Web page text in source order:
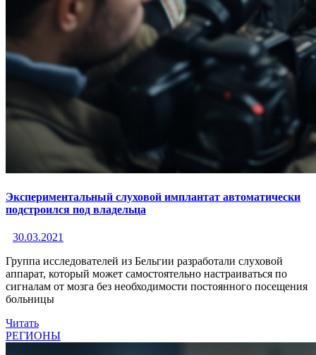
Экспериментальный слуховой имплантат автоматически
подстроился под владельца
30.03.2021
Группа исследователей из Бельгии разработали слуховой
аппарат, который может самостоятельно настраиваться по
сигналам от мозга без необходимости постоянного посещения
больницы
Читать
РЕГИОНЫ